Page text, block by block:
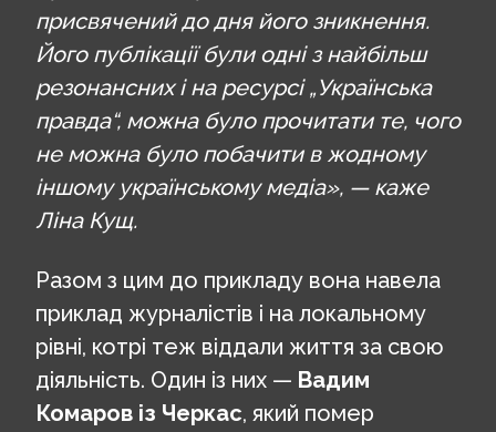
присвячений до дня його зникнення.
Його публікації були одні з найбільш
резонансних і на ресурсі „Українська
правда“, можна було прочитати те, чого
не можна було побачити в жодному
іншому українському медіа», — каже
Ліна Кущ.
Разом з цим до прикладу вона навела
приклад журналістів і на локальному
рівні, котрі теж віддали життя за свою
діяльність. Один із них — Вадим
Комаров із Черкас, який помер